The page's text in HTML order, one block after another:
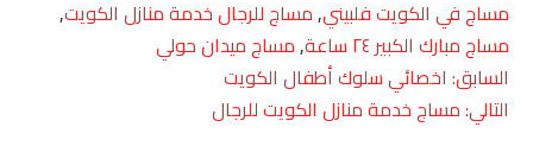
مساج في الكويت فلبيني,مساج للرجال خدمة منازل الكويت,
مساج مبارك الكبير ٢٤ ساعة
,مساج ميدان حولي
تصفّح
المقالات
السابق: اخصائي سلوك أطفال الكويت
التالي:مساج خدمة منازل الكويت للرجال